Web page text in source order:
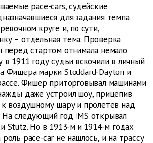
pace-cars, судейские
для задания темпа
круге и, по сути,
– отдельная тема. Проверка
перед стартом отнимала немало
в 1911 году судьи вскочили в личный
Фишера марки Stoddard-Dayton и
Фишер приторговывал машинами
даже устроил шоу, прицепив
воздушному шару и пролетев над
На следующий год IMS открывал
Stutz. Но в 1913-м и 1914-м годах
pace-car не нашлось, и на трассу